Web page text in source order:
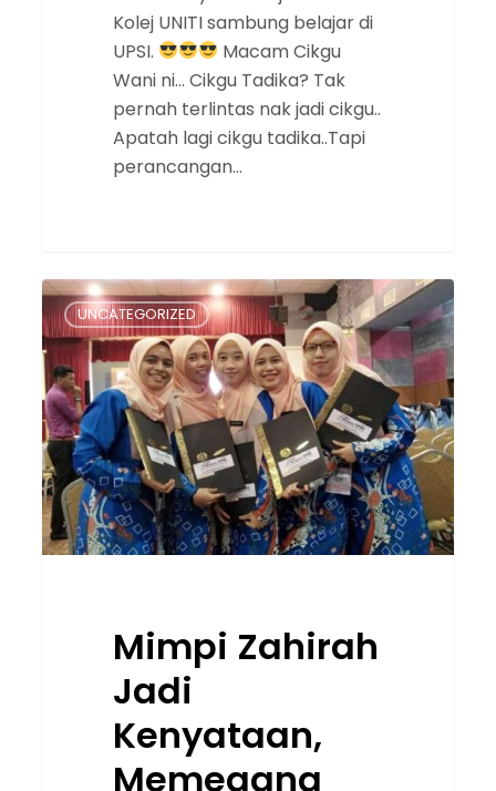
Kolej UNITI sambung belajar di
UPSI.
Macam Cikgu
Wani ni… Cikgu Tadika? Tak
pernah terlintas nak jadi cikgu..
Apatah lagi cikgu tadika..Tapi
perancangan…
Mimpi
Zahirah
Jadi
Kenyataan,
Memegang
Sijil
Kemas
UNCATEGORIZED
Mimpi Zahirah
Jadi
Kenyataan,
Memegang